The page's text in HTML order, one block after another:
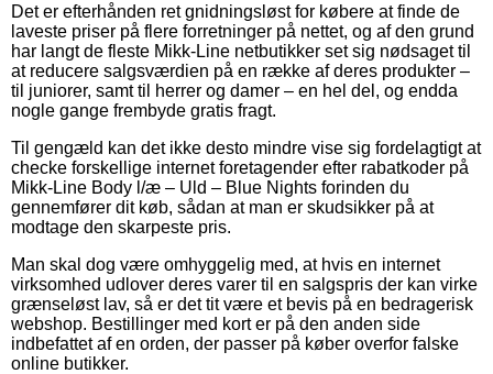
Det er efterhånden ret gnidningsløst for købere at finde de
laveste priser på flere forretninger på nettet, og af den grund
har langt de fleste Mikk-Line netbutikker set sig nødsaget til
at reducere salgsværdien på en række af deres produkter –
til juniorer, samt til herrer og damer – en hel del, og endda
nogle gange frembyde gratis fragt.
Til gengæld kan det ikke desto mindre vise sig fordelagtigt at
checke forskellige internet foretagender efter rabatkoder på
Mikk-Line Body l/æ – Uld – Blue Nights forinden du
gennemfører dit køb, sådan at man er skudsikker på at
modtage den skarpeste pris.
Man skal dog være omhyggelig med, at hvis en internet
virksomhed udlover deres varer til en salgspris der kan virke
grænseløst lav, så er det tit være et bevis på en bedragerisk
webshop. Bestillinger med kort er på den anden side
indbefattet af en orden, der passer på køber overfor falske
online butikker.